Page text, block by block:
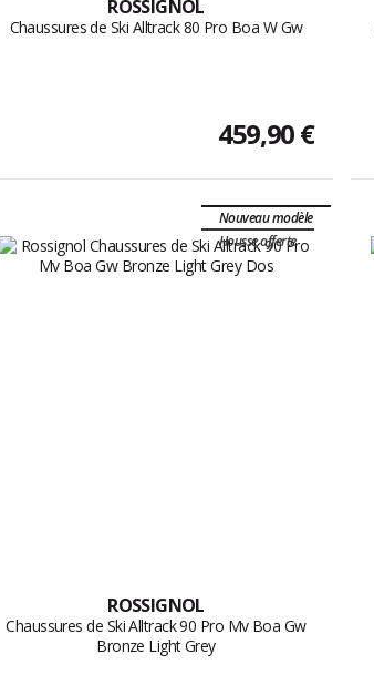
ROSSIGNOL
Chaussures de Ski Alltrack 80 Pro Boa W Gw
459,90 €
Nouveau modèle
Housse offerte
ROSSIGNOL
Chaussures de Ski Alltrack 90 Pro Mv Boa Gw
Bronze Light Grey